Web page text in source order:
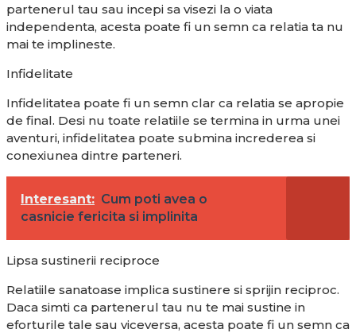
partenerul tau sau incepi sa visezi la o viata
independenta, acesta poate fi un semn ca relatia ta nu
mai te implineste.
Infidelitate
Infidelitatea poate fi un semn clar ca relatia se apropie
de final. Desi nu toate relatiile se termina in urma unei
aventuri, infidelitatea poate submina increderea si
conexiunea dintre parteneri.
Interesant: Cum poti avea o
casnicie fericita si implinita
Lipsa sustinerii reciproce
Relatiile sanatoase implica sustinere si sprijin reciproc.
Daca simti ca partenerul tau nu te mai sustine in
eforturile tale sau viceversa, acesta poate fi un semn ca